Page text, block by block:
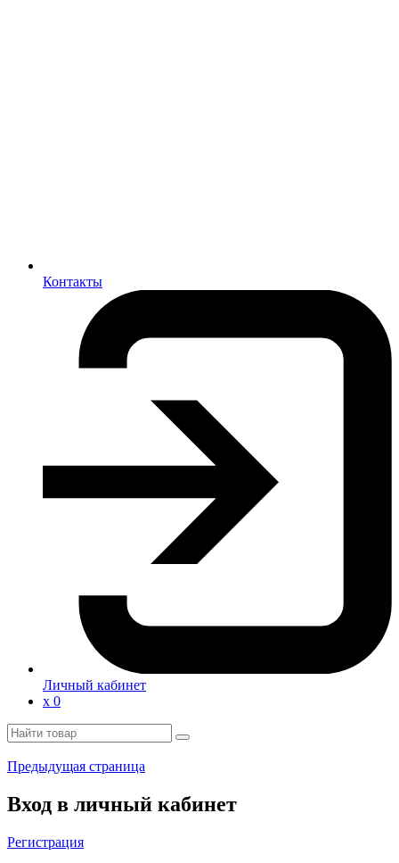
Контакты
Личный кабинет
х 0
Предыдущая страница
Вход в личный кабинет
Регистрация